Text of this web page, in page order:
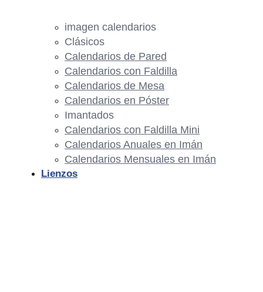
imagen calendarios
Clásicos
Calendarios de Pared
Calendarios con Faldilla
Calendarios de Mesa
Calendarios en Póster
Imantados
Calendarios con Faldilla Mini
Calendarios Anuales en Imán
Calendarios Mensuales en Imán
Lienzos